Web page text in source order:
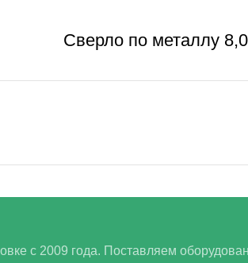
Сверло по металлу
с 2009 года. Поставляем